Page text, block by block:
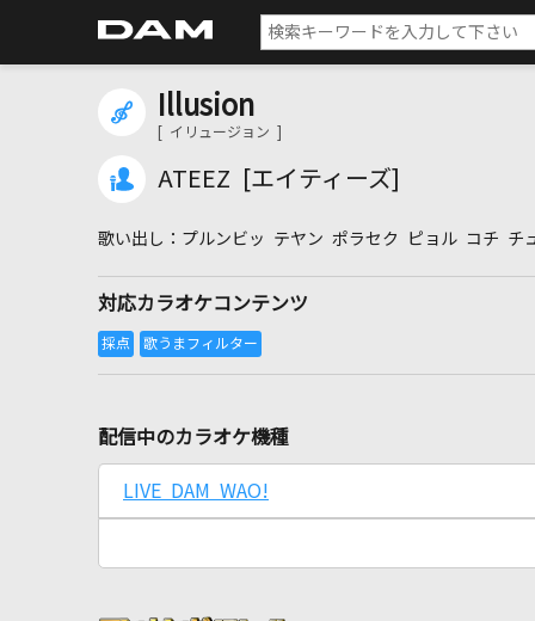
Illusion
[ イリュージョン ]
ATEEZ [エイティーズ]
プルンビッ テヤン ポラセク ピョル コチ チ
対応カラオケコンテンツ
配信中のカラオケ機種
LIVE DAM WAO!